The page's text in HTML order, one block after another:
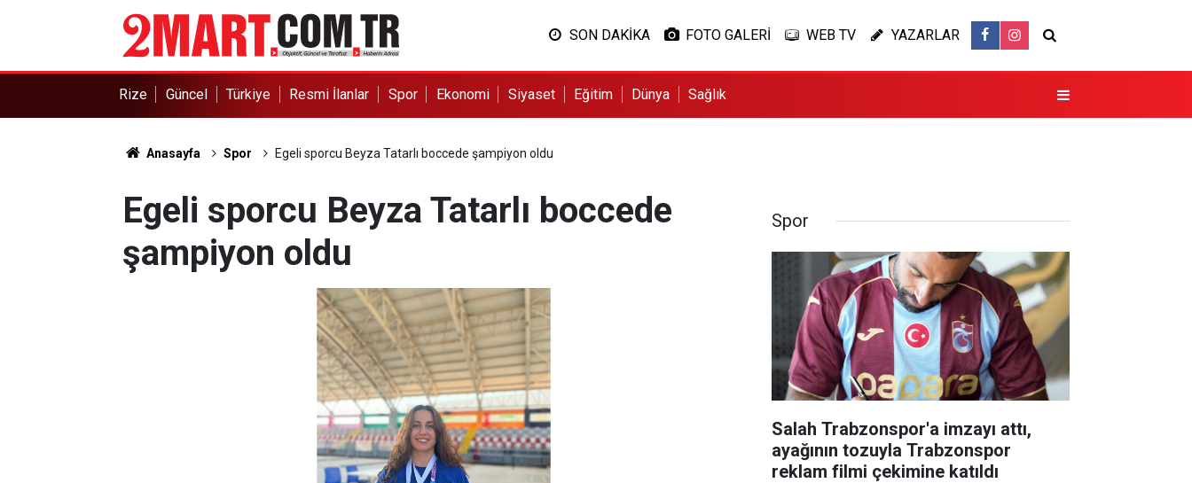
SON DAKİKA FOTO GALERİ WEB TV YAZARLAR
Rize Güncel Türkiye Resmi İlanlar Spor Ekonomi Siyaset Eğitim Dünya Sağlık
Anasayfa Spor Egeli sporcu Beyza Tatarlı boccede şampiyon oldu
Egeli sporcu Beyza Tatarlı boccede
şampiyon oldu
Spor
Salah Trabzonspor'a imzayı attı,
ayağının tozuyla Trabzonspor
reklam filmi çekimine katıldı